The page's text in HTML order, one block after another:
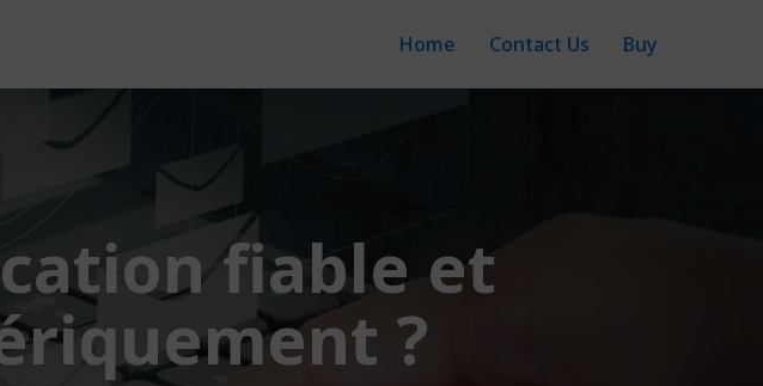
Home Contact Us Buy
fiable et
?